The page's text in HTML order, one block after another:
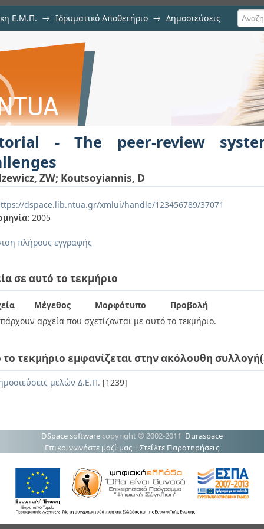
Ε.Μ.Π. → Ιδρυματικό Αποθετήριο → Δημοσιεύσεις
system: Prospects and
- The peer-review
ZW; Koutsoyiannis, D
dspace.lib.ntua.gr/xmlui/handle/123456789/37071
2005
πλήρους εγγραφής
σε αυτό το τεκμήριο
Μέγεθος Μορφότυπο
Προβολή
αρχεία που σχετίζονται με αυτό το τεκμήριο.
το τεκμήριο εμφανίζεται στην ακόλουθη
μελών Δ.Ε.Π. [1239]
DSpace software copyright © 2002-2011 Duraspace
Επικοινωνήστε μαζί μας | Στείλτε Παρατηρήσεις